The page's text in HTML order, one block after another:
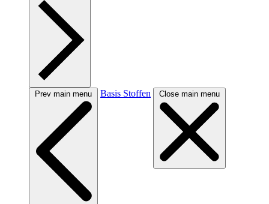
Prev main menu Basis Stoffen Close main menu